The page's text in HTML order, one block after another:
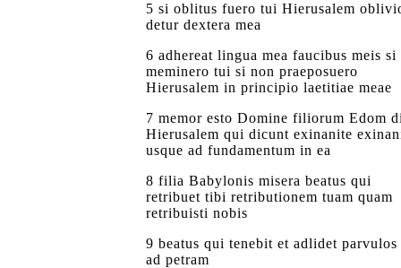
5 si oblitus fuero tui Hierusalem
detur dextera mea
6 adhereat lingua mea faucibus meis si
meminero tui si non praeposuero
Hierusalem in principio laetitiae meae
7 memor esto Domine filiorum Edom
Hierusalem qui dicunt exinanite
usque ad fundamentum in ea
8 filia Babylonis misera beatus qui
retribuet tibi retributionem tuam quam
retribuisti nobis
9 beatus qui tenebit et adlidet parvulos
ad petram